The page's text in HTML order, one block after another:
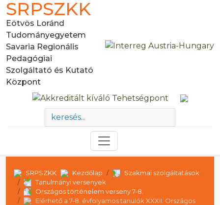
SRPSZKK
Eötvös Loránd
Tudományegyetem
Savaria Regionális
Pedagógiai
Szolgáltató és Kutató
Központ
SRPSZKK Kezdőlap
Szakmai szolgáltatások
Tanulmányi versenyek
Országos történelem verseny 7-8.
Elérhető a 7-8. évfolyamos tanulók XXXII. Országos